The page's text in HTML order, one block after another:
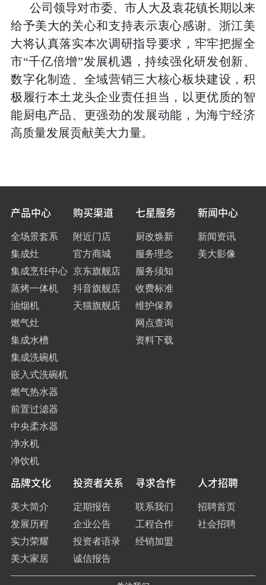
公司领导对市委、市人大及袁花镇长期以来
给予美大的关心和支持表示衷心感谢。浙江美
大将认真落实本次调研指导要求，牢牢把握全
市“千亿倍增”发展机遇，持续强化研发创新、
数字化制造、全域营销三大核心板块建设，积
极履行本土龙头企业责任担当，以更优质的智
能厨电产品、更强劲的发展动能，为海宁经济
高质量发展贡献美大力量。
产品中心
全场景套系
集成灶
集成烹饪中心
蒸烤一体机
油烟机
燃气灶
集成水槽
集成洗碗机
嵌入式洗碗机
燃气热水器
前置过滤器
中央柔水器
净水机
净饮机
购买渠道
附近门店
官方商城
京东旗舰店
抖音旗舰店
天猫旗舰店
七星服务
厨改焕新
服务理念
服务须知
收费标准
维护保养
网点查询
资料下载
新闻中心
新闻资讯
美大影像
品牌文化
美大简介
发展历程
实力荣耀
美大家居
投资者关系
定期报告
企业公告
投资者语录
诚信报告
寻求合作
联系我们
工程合作
经销加盟
人才招聘
招聘首页
社会招聘